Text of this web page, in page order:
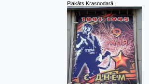
Plakāts Krasnodarā...